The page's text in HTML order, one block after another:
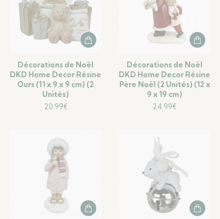
Décorations de Noël
DKD Home Decor Résine
Ours (11 x 9 x 9 cm) (2
Unités)
20.99€
Décorations de Noël
DKD Home Decor Résine
Père Noël (2 Unités) (12 x
9 x 19 cm)
24.99€